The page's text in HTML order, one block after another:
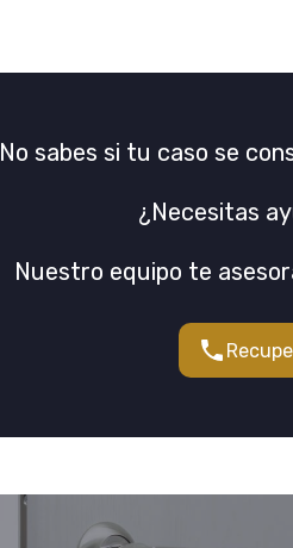
No sabes si tu caso se
¿Necesitas
Nuestro equipo te